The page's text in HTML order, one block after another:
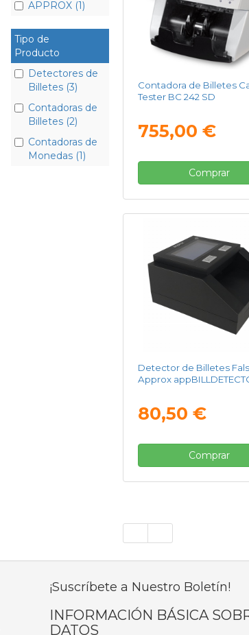
APPROX (1)
Tipo de
Producto
Detectores de
Billetes (3)
Contadoras de
Billetes (2)
Contadoras de
Monedas (1)
Contadora de Billetes
Tester BC 242 SD
755,00 €
Comprar
Detector de Billetes
Approx
80,50 €
Comprar
¡Suscríbete a Nuestro Boletín!
INFORMACIÓN BÁSICA
DATOS